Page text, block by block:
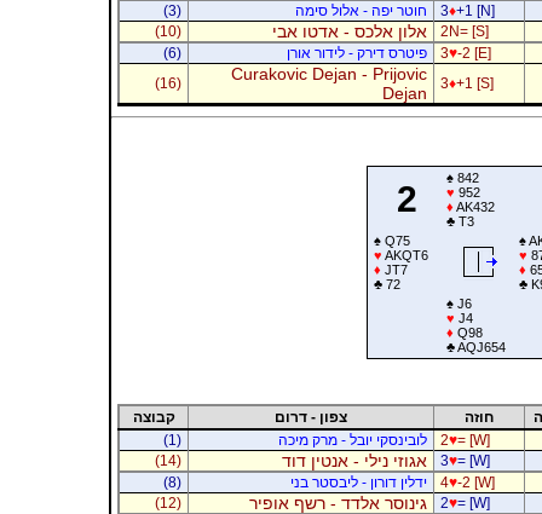
3♦+1 [N] חוטר יפה - אלול סימה
(3)
2N= [S]
אלון אלכס - אדטו אבי
(10)
3♥-2 [E] פיטרס דירק - לידור אורן
(6)
3♦+1 [S]
Curakovic Dejan - Prijovic
Dejan
(16)
2
♠842
♥ 952
♦ AK432
♣T3
♠Q75
♥ AKQT6
♦ JT7
♣72
♠
♥
♦
♣
♠J6
♥ J4
♦ Q98
♣AQJ654
חוזה צפון - דרום
קבוצה
2♥= [W] לובינסקי יובל - מרק מיכה
(1)
3♥= [W] אגוזי נילי - אנטין דוד
(14)
4♥-2 [W] ידלין דורון - ליבסטר בני
(8)
2♥= [W] גינוסר אלדד - רשף אופיר
(12)